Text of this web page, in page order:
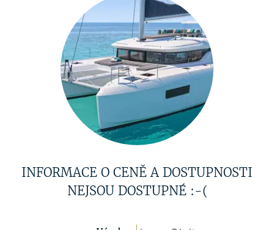
INFORMACE O CENĚ A DOSTUPNOSTI
NEJSOU DOSTUPNÉ :-(